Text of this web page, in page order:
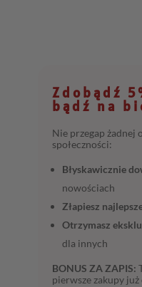
Zdobądź
bądź na
Nie przegap żadnej
społeczności:
Błyskawicznie
nowościach
Złapiesz
Otrzymasz
dla innych
BONUS ZA ZAPIS:
pierwsze zakupy już